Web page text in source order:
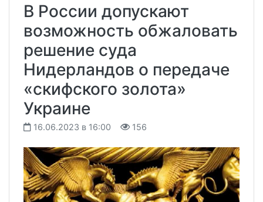
В России допускают
возможность обжаловать
решение суда
Нидерландов о передаче
«скифского золота»
Украине
16.06.2023 в 16:00 156